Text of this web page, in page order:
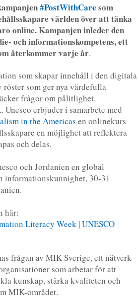
#PostWithCare som
världen över att tänka
online. Kampanjen inleder den
och informationskompetens, ett
återkommer varje år.
som skapar innehåll i den digitala
som ger nya värdefulla
frågor om pålitlighet,
erbjuder i samarbete med
in the Americas en onlinekurs
en möjlighet att reflektera
och delas.
och Jordanien en global
informationskunnighet, 30-31
här:
Literacy Week | UNESCO
frågan av MIK Sverige, ett nätverk
som arbetar för att
kunskap, stärka kvaliteten och
MIK-området.